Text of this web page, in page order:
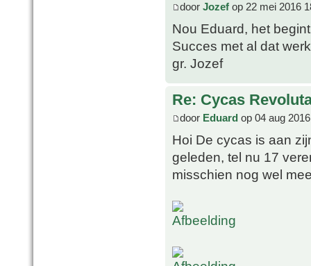
door Jozef op 22 mei 2016
Nou Eduard, het
Succes met al dat
gr. Jozef
Re: Cycas
door Eduard op 04 aug
Hoi De cycas is aan
geleden, tel nu 17
misschien nog wel